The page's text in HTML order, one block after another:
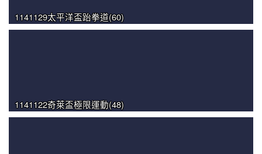
1141129太平洋盃跆拳道(60)
1141122奇萊盃極限運動(48)